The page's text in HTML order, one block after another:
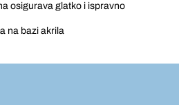
osigurava glatko i ispravno
na bazi akrila